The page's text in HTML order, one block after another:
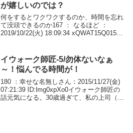
が嬉しいのでは？
何をするとワクワクするのか、時間を忘れ
て没頭できるのか167 ： なるほど ：
2019/10/22(火) 18:09:34 xQWAT15Q0158
イウォーク師匠-5/勿体ないなぁ
～！悩んでる時間が！
180 ：幸せな名無しさん：2015/11/27(金)
07:21:39 ID:lmg0xpXo0イウォーク師匠の
話元気になる。30歳過ぎて、私の上司（独